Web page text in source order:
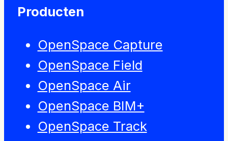
Producten
OpenSpace Capture
OpenSpace Field
OpenSpace Air
OpenSpace BIM+
OpenSpace Track